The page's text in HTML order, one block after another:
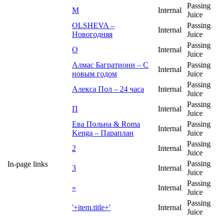
In-page links
М
Internal
Passing
Juice
OLSHEVA –
Новогодняя
Internal
Passing
Juice
О
Internal
Passing
Juice
Алмас Багратиони – С
новым годом
Internal
Passing
Juice
Алекса Пол – 24 часа
Internal
Passing
Juice
П
Internal
Passing
Juice
Ева Польна & Roma
Kenga – Параплан
Internal
Passing
Juice
2
Internal
Passing
Juice
3
Internal
Passing
Juice
»
Internal
Passing
Juice
'+item.title+'
Internal
Passing
Juice